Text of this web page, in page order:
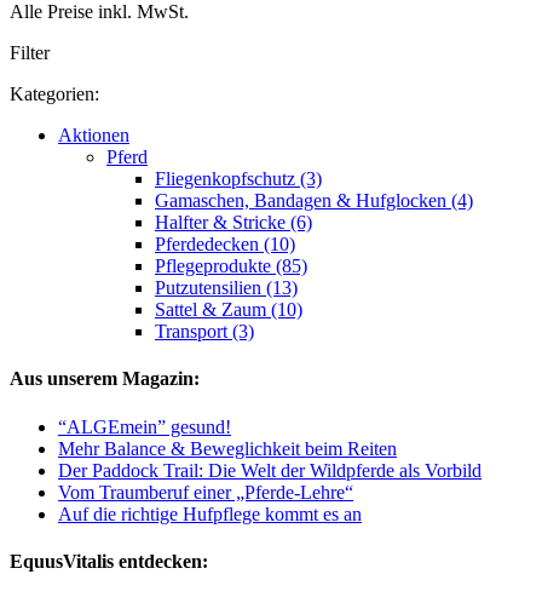
Alle Preise inkl. MwSt.
Filter
Kategorien:
Aktionen
Pferd
Fliegenkopfschutz (3)
Gamaschen, Bandagen & Hufglocken (4)
Halfter & Stricke (6)
Pferdedecken (10)
Pflegeprodukte (85)
Putzutensilien (13)
Sattel & Zaum (10)
Transport (3)
Aus unserem Magazin:
“ALGEmein” gesund!
Mehr Balance & Beweglichkeit beim Reiten
Der Paddock Trail: Die Welt der Wildpferde als Vorbild
Vom Traumberuf einer „Pferde-Lehre“
Auf die richtige Hufpflege kommt es an
EquusVitalis entdecken: